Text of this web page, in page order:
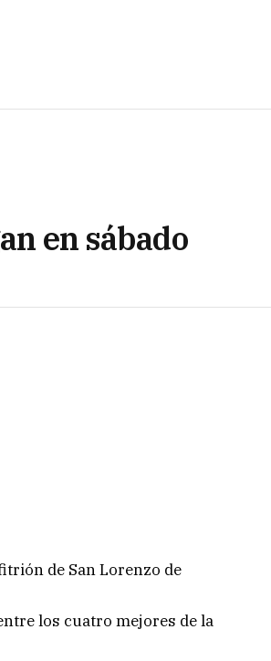
en sábado
de San Lorenzo de
los cuatro mejores de la